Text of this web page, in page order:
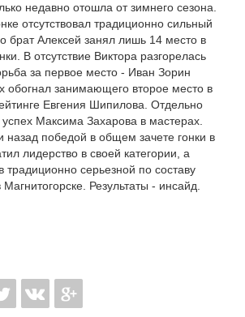
недавно отошла от зимнего сезона.
отсутствовал традиционно сильный
брат Алексей занял лишь 14 место в
В отсутствие Виктора разгорелась
за первое место - Иван Зорин
обогнал занимающего второе место в
Евгения Шипилова. Отдельно
успех Максима Захарова в мастерах.
назад победой в общем зачете гонки в
лидерство в своей категории, а
традиционно серьезной по составу
Результаты - инсайд.